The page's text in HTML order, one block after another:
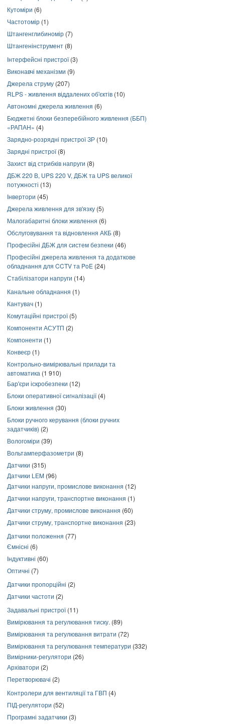
Кутоміри (6)
Частотомір (1)
Штангенглибиномір (7)
Штангенінструмент (8)
Інтерфейсні пристрої(3)
Виконавчі механізми (9)
Джерела струму (207)
RLPS - живлення віддалених об'єктів (10)
Автономні джерела живлення (6)
Бюджетні блоки безперебійного живлення (ББП)
«РАПАН» (4)
Зарядно-розрядні пристрої ЗР (10)
Зарядні пристрої(8)
Захист від стрибків напруги (8)
ДБЖ 220 В, UPS 220 V, ДБЖ та UPS великої
потужності (13)
Інвертори (45)
Джерела живлення для зв'язку (5)
Малогабаритні блоки живлення (6)
Обслуговування та відновлення АКБ (8)
Професійні ДБЖ для систем безпеки (46)
Професійні джерела живлення та додаткове
обладнання для CCTV та PoE (24)
Стабілізатори напруги (14)
Канальне обладнання (1)
Кантувач (1)
Комутаційні пристрої(5)
Компоненти АСУТП (2)
Компоненти (1)
Конвеєр (1)
Контрольно-вимірювальні прилади та
автоматика (1 910)
Бар'єри іскробезпеки (12)
Блоки оперативної сигналізації(4)
Блоки живлення (30)
Блоки ручного керування (блоки ручних
задатчиків) (2)
Вологоміри (39)
Вольтамперфазометри (8)
Датчики (315)
Датчики LEM (96)
Датчики напруги, промислове виконання (12)
Датчики напруги, транспортне виконання (1)
Датчики струму, промислове виконання (60)
Датчики струму, транспортне виконання (23)
Датчики положення (77)
Ємнісні (6)
Індуктивні (60)
Оптичні (7)
Датчики пропорційні (2)
Датчики частоти (2)
Задавальні пристрої(11)
Вимірювання та регулювання тиску. (89)
Вимірювання та регулювання витрати (72)
Вимірювання та регулювання температури (332)
Вимірники-регулятори (26)
Архіватори (2)
Перетворювачі (2)
Контролери для вентиляції та ГВП (4)
ПІД-регулятори (52)
Програмні задатчики (3)